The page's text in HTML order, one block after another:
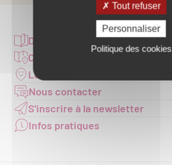
Documentation
Carte interactive
Les Offices de Tourisme
Nous contacter
S'inscrire à la newsletter
Infos pratiques
Tout refuser
Personnaliser
Politique des cookies